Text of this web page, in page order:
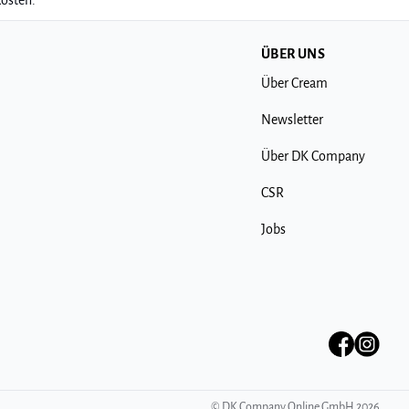
ÜBER UNS
Über Cream
Newsletter
Über DK Company
CSR
Jobs